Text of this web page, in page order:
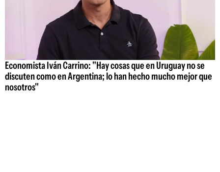
Economista Iván Carrino: "Hay cosas que en Uruguay no se
discuten como en Argentina; lo han hecho mucho mejor que
nosotros"